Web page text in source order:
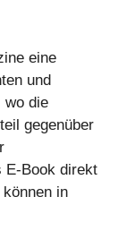
eine
und
wo die
gegenüber
E-Book direkt
in